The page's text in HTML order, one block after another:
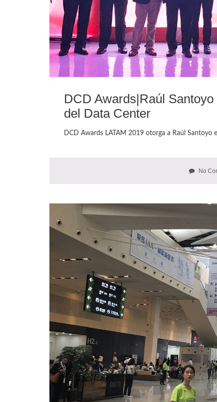
DCD Awards|Raúl
del Data Center
DCD Awards LATAM 2019 otorga a Raúl
No